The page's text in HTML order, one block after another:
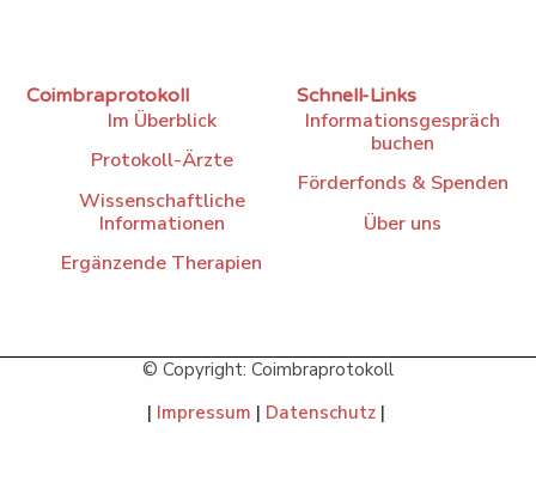
Coimbraprotokoll
Im Überblick
Protokoll-Ärzte
Wissenschaftliche
Informationen
Ergänzende Therapien
Schnell-Links
Informationsgespräch
buchen
Förderfonds & Spenden
Über uns
© Copyright: Coimbraprotokoll
| Impressum | Datenschutz|